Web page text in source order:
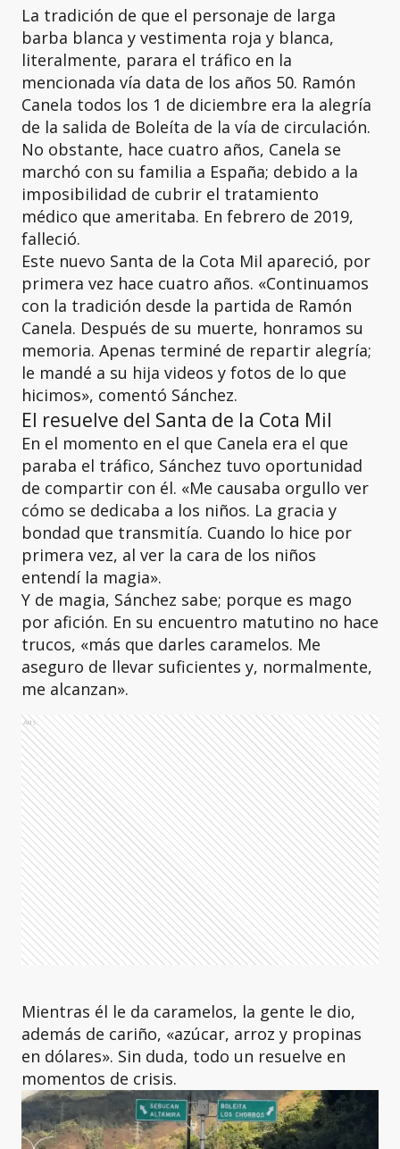
La tradición de que el personaje de larga
barba blanca y vestimenta roja y blanca,
literalmente, parara el tráfico en la
mencionada vía data de los años 50. Ramón
Canela todos los 1 de diciembre era la alegría
de la salida de Boleíta de la vía de circulación.
No obstante, hace cuatro años, Canela se
marchó con su familia a España; debido a la
imposibilidad de cubrir el tratamiento
médico que ameritaba. En febrero de 2019,
falleció.
Este nuevo Santa de la Cota Mil apareció, por
primera vez hace cuatro años. «Continuamos
con la tradición desde la partida de Ramón
Canela. Después de su muerte, honramos su
memoria. Apenas terminé de repartir alegría;
le mandé a su hija videos y fotos de lo que
hicimos», comentó Sánchez.
El resuelve del Santa de la Cota Mil
En el momento en el que Canela era el que
paraba el tráfico, Sánchez tuvo oportunidad
de compartir con él. «Me causaba orgullo ver
cómo se dedicaba a los niños. La gracia y
bondad que transmitía. Cuando lo hice por
primera vez, al ver la cara de los niños
entendí la magia».
Y de magia, Sánchez sabe; porque es mago
por afición. En su encuentro matutino no hace
trucos, «más que darles caramelos. Me
aseguro de llevar suficientes y, normalmente,
me alcanzan».
Ads
Mientras él le da caramelos, la gente le dio,
además de cariño, «azúcar, arroz y propinas
en dólares». Sin duda, todo un resuelve en
momentos de crisis.